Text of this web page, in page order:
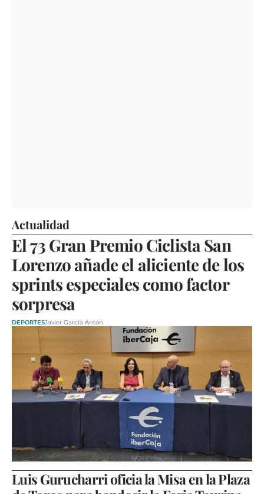
Actualidad
El 73 Gran Premio Ciclista San
Lorenzo añade el aliciente de los
sprints especiales como factor
sorpresa
DEPORTESJavier García Antón
Luis Gurucharri oficia la Misa en la Plaza